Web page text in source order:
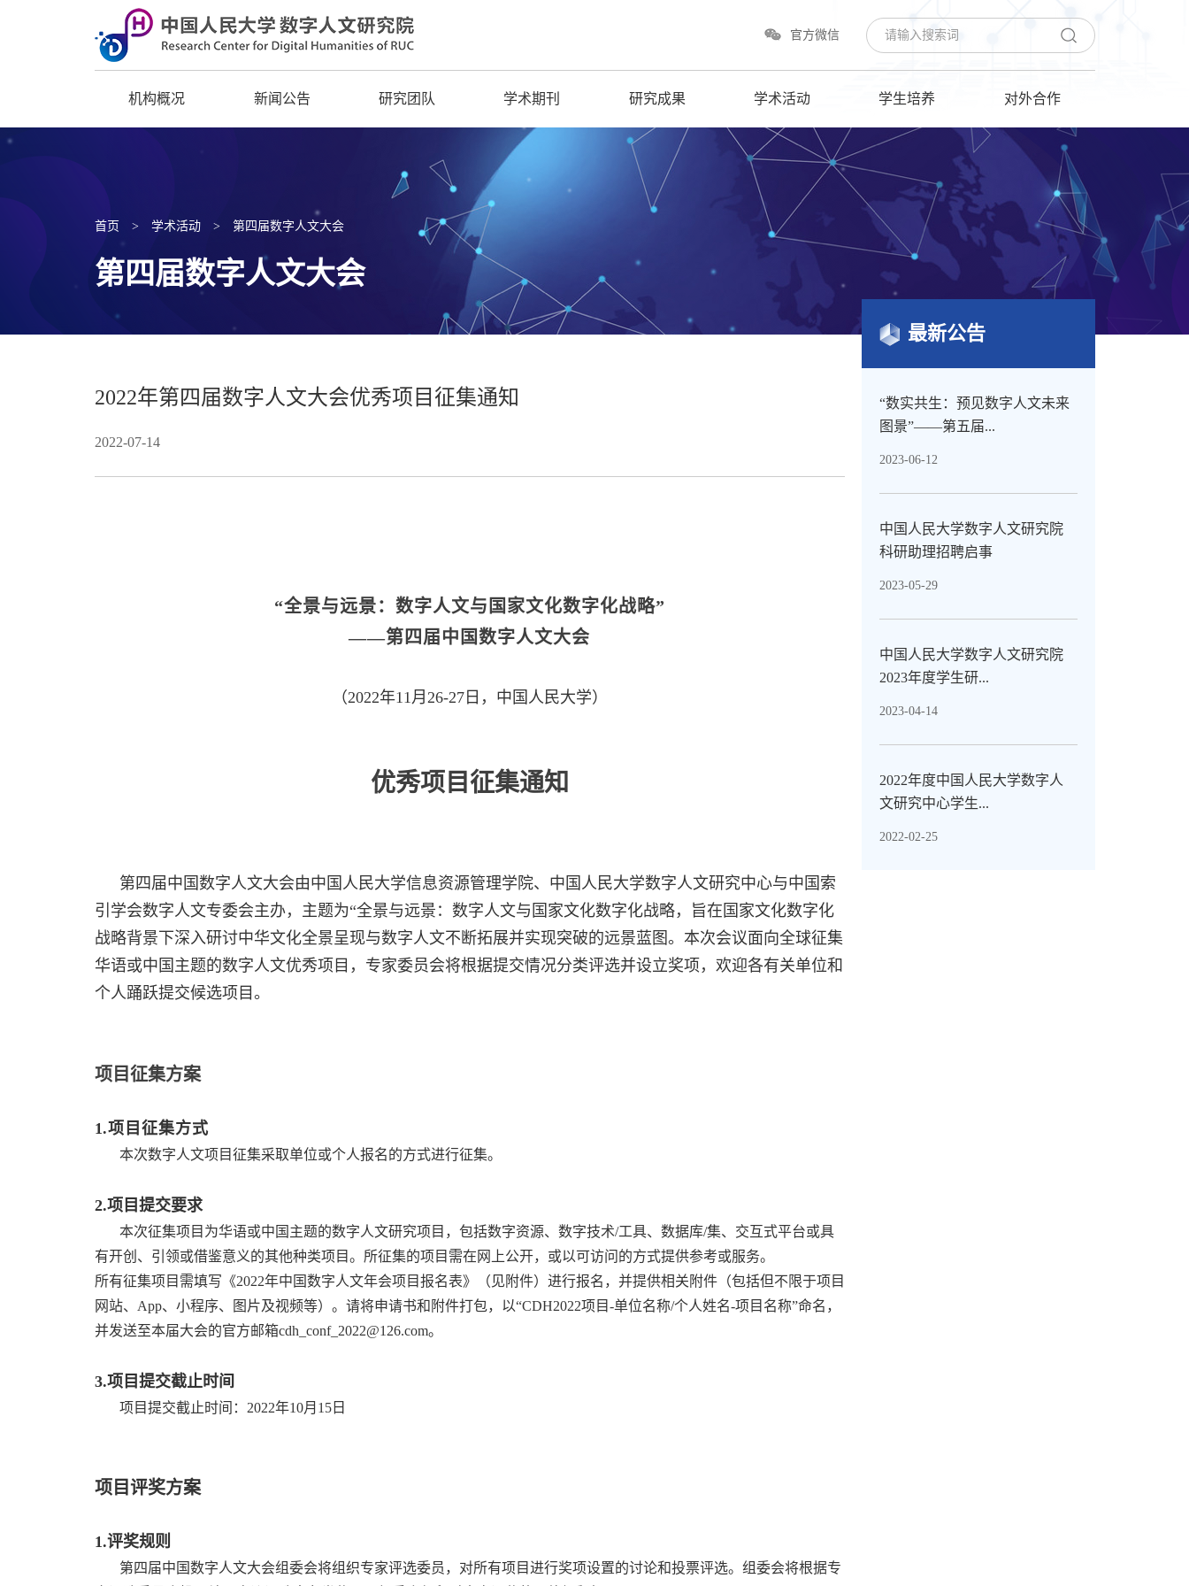
官方微信
机构概况 新闻公告 研究团队 学术期刊 研究成果 学术活动 学生培养 对外合作
首页 > 学术活动 > 第四届数字人文大会
第四届数字人文大会
2022年第四届数字人文大会优秀项目征集通知
2022-07-14
“全景与远景：数字人文与国家文化数字化战略”
——第四届中国数字人文大会
（2022年11月26-27日，中国人民大学）
优秀项目征集通知
第四届中国数字人文大会由中国人民大学信息资源管理学院、中国人民大学数字人文研究中心与中国索
引学会数字人文专委会主办，主题为“全景与远景：数字人文与国家文化数字化战略，旨在国家文化数字化
战略背景下深入研讨中华文化全景呈现与数字人文不断拓展并实现突破的远景蓝图。本次会议面向全球征集
华语或中国主题的数字人文优秀项目，专家委员会将根据提交情况分类评选并设立奖项，欢迎各有关单位和
个人踊跃提交候选项目。
项目征集方案
1.项目征集方式
本次数字人文项目征集采取单位或个人报名的方式进行征集。
2.项目提交要求
本次征集项目为华语或中国主题的数字人文研究项目，包括数字资源、数字技术/工具、数据库/集、交互式平台或具
有开创、引领或借鉴意义的其他种类项目。所征集的项目需在网上公开，或以可访问的方式提供参考或服务。
所有征集项目需填写《2022年中国数字人文年会项目报名表》（见附件）进行报名，并提供相关附件（包括但不限于项目
网站、App、小程序、图片及视频等）。请将申请书和附件打包，以“CDH2022项目-单位名称/个人姓名-项目名称”命名，
并发送至本届大会的官方邮箱cdh_conf_2022@126.com。
3.项目提交截止时间
项目提交截止时间：2022年10月15日
项目评奖方案
1.评奖规则
第四届中国数字人文大会组委会将组织专家评选委员，对所有项目进行奖项设置的讨论和投票评选。组委会将根据专
最新公告
“数实共生：预见数字人文未来
图景”——第五届...
2023-06-12
中国人民大学数字人文研究院
科研助理招聘启事
2023-05-29
中国人民大学数字人文研究院
2023年度学生研...
2023-04-14
2022年度中国人民大学数字人
文研究中心学生...
2022-02-25